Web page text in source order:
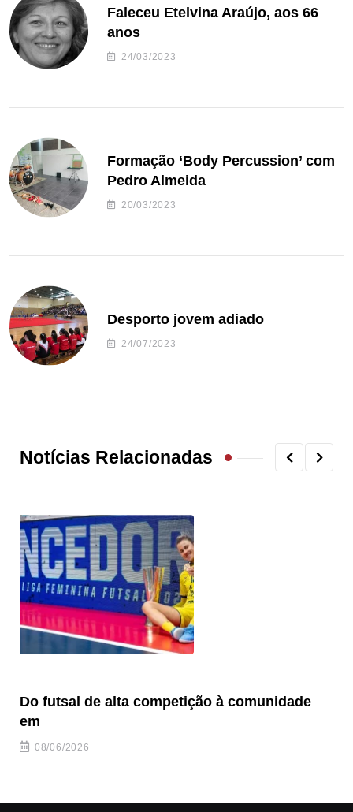
Faleceu Etelvina Araújo, aos 66
anos
24/03/2023
Formação ‘Body Percussion’ com
Pedro Almeida
20/03/2023
Desporto jovem adiado
24/07/2023
Notícias Relacionadas
Do futsal de alta competição à comunidade
em
08/06/2026